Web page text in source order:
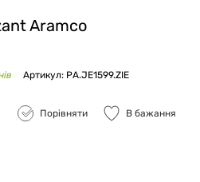
Aramco
Артикул: PA.JE1599.ZIE
Порівняти В бажання